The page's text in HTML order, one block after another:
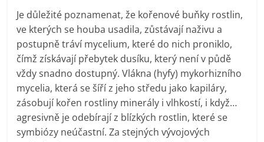
Je důležité poznamenat, že kořenové buňky rostlin,
ve kterých se houba usadila, zůstávají naživu a
postupně tráví mycelium, které do nich proniklo,
čímž získávají přebytek dusíku, který není v půdě
vždy snadno dostupný. Vlákna (hyfy) mykorhizního
mycelia, která se šíří z jeho středu jako kapiláry,
zásobují kořen rostliny minerály i vlhkostí, i když…
agresivně je odebírají z blízkých rostlin, které se
symbiózy neúčastní. Za stejných vývojových